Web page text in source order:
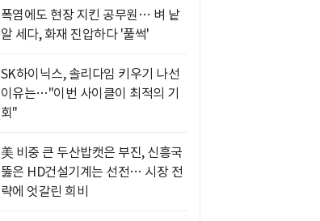
폭염에도 현장 지킨 공무원… 벼 낱
알 세다, 화재 진압하다 '풀썩'
SK하이닉스, 솔리다임 키우기 나선
이유는…"이번 사이클이 최적의 기
회"
美 비중 큰 두산밥캣은 부진, 신흥국
뚫은 HD건설기계는 선전… 시장 전
략에 엇갈린 희비